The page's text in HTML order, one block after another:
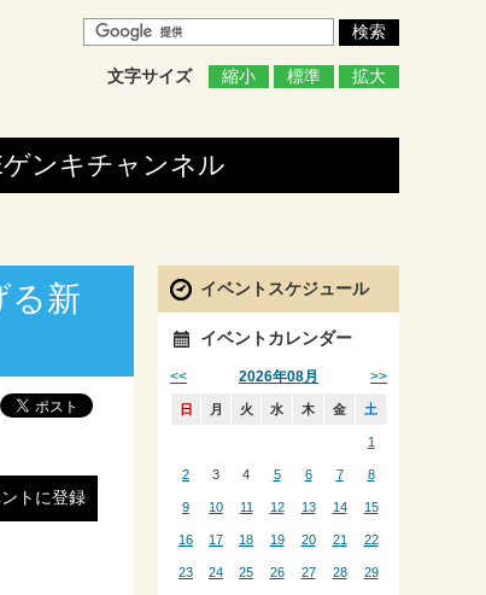
文字サイズ 縮小 標準 拡大
ンキチャンネル
新
トに登録
イベントスケジュール
イベントカレンダー
2026年08月
<< >>
日 月 火 水 木 金 土
1
2 3 4 5 6 7 8
9 10 11 12 13 14 15
16 17 18 19 20 21 22
23 24 25 26 27 28 29